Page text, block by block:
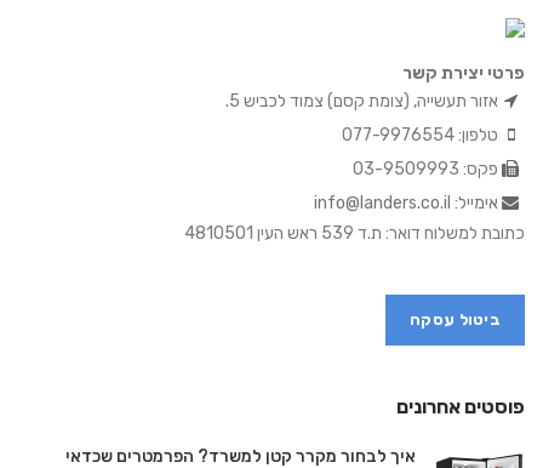
פרטי יצירת קשר
אזור תעשייה, (צומת קסם) צמוד לכביש 5.
טלפון: 077-9976554
פקס: 03-9509993
אימייל: info@landers.co.il
כתובת למשלוח דואר: ת.ד 539 ראש העין 4810501
ביטול עסקה
פוסטים אחרונים
איך לבחור מקרר קטן למשרד? הפרמטרים שכדאי